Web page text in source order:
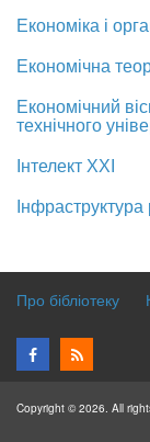
Економіка і
Економічна
Економічний
технічного
Інтелект ХХІ
Інфраструктура
Про бібліотеку
Copyright © 2026. All